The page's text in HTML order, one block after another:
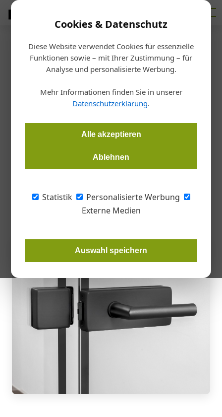
Cookies & Datenschutz
Diese Website verwendet Cookies für essenzielle
Funktionen sowie – mit Ihrer Zustimmung – für
Analyse und personalisierte Werbung.
Mehr Informationen finden Sie in unserer
Datenschutzerklärung.
Alle akzeptieren
Ablehnen
Statistik
Personalisierte Werbung
Externe Medien
Auswahl speichern
Startseite/Glas
Beschläge
Neue Beschläge für Innentüren
aus Glas
Mit einer gezielten und deutlich erweiterten
auf die anhaltend hohe Nachfrage nach hochwertigen
Beschlägen für Glasinnentüren.